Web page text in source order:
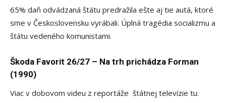
65% daň odvádzaná štátu predražila ešte aj tie autá, ktoré
sme v Československu vyrábali. Úplná tragédia socializmu a
štátu vedeného komunistami.
Škoda Favorit 26/27 – Na trh prichádza Forman
(1990)
Viac v dobovom videu z reportáže štátnej televízie tu: